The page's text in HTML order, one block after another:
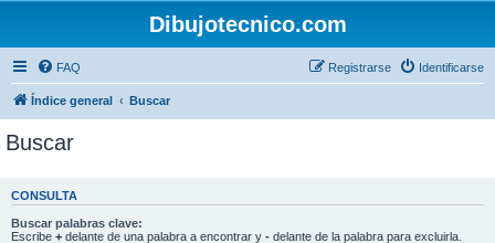
Dibujotecnico.com
FAQ Identificarse
Registrarse
Índice general Buscar
Buscar
CONSULTA
Buscar palabras clave:
Escribe + delante de una palabra a encontrar y - delante de la palabra para excluirla.